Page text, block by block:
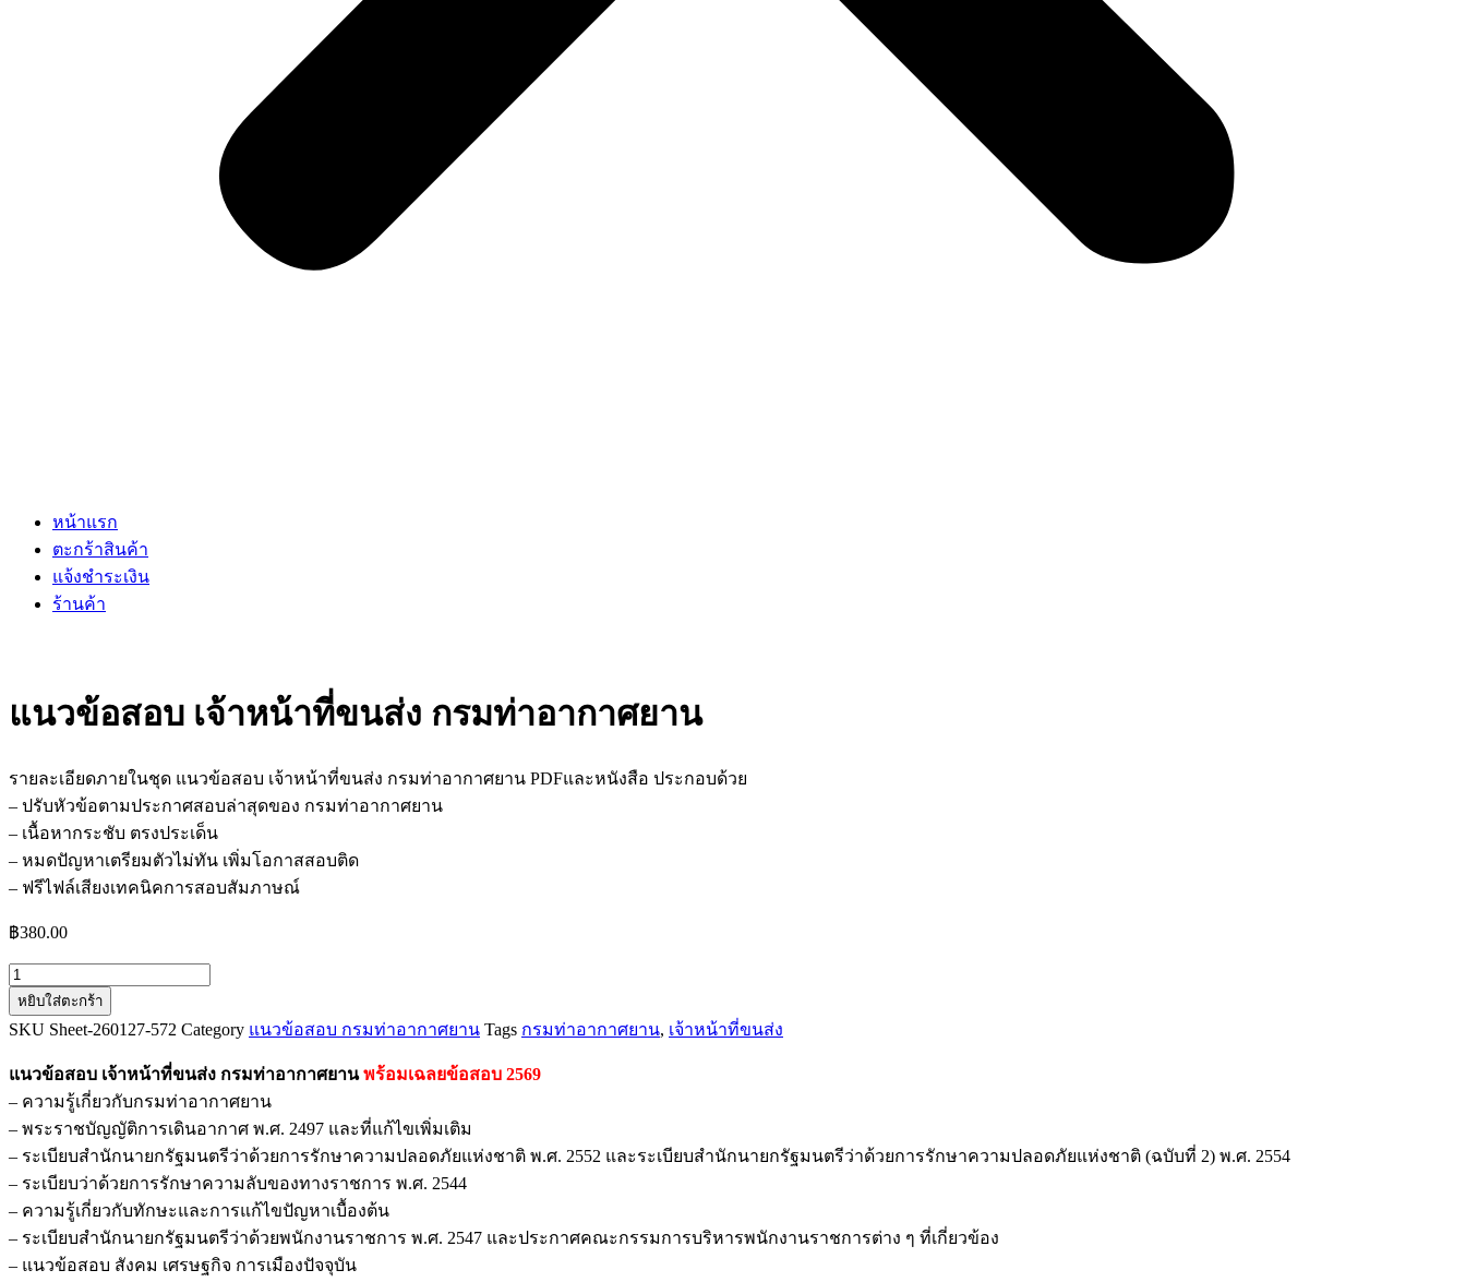
หน้าแรก
ตะกร้าสินค้า
แจ้งชำระเงิน
ร้านค้า
แนวข้อสอบ เจ้าหน้าที่ขนส่ง กรมท่าอากาศยาน
รายละเอียดภายในชุด แนวข้อสอบ เจ้าหน้าที่ขนส่ง กรมท่าอากาศยาน PDFและหนังสือ ประกอบด้วย
– ปรับหัวข้อตามประกาศสอบล่าสุดของ กรมท่าอากาศยาน
– เนื้อหากระชับ ตรงประเด็น
– หมดปัญหาเตรียมตัวไม่ทัน เพิ่มโอกาสสอบติด
– ฟรีไฟล์เสียงเทคนิคการสอบสัมภาษณ์
฿380.00
จำนวน
แนว
ข้อสอบ
หน้าที่
ขนส่ง
กรมท่า
อากาศยาน
ชิ้น
หยิบใส่ตะกร้า
SKU Sheet-260127-572 Category แนวข้อสอบ กรมท่าอากาศยาน Tags กรมท่าอากาศยาน, เจ้าหน้าที่ขนส่ง
แนวข้อสอบ เจ้าหน้าที่ขนส่ง กรมท่าอากาศยานพร้อมเฉลยข้อสอบ 2569
– ความรู้เกี่ยวกับกรมท่าอากาศยาน
– พระราชบัญญัติการเดินอากาศ พ.ศ. 2497 และที่แก้ไขเพิ่มเติม
– ระเบียบสำนักนายกรัฐมนตรีว่าด้วยการรักษาความปลอดภัยแห่งชาติ พ.ศ. 2552 และระเบียบสำนักนายกรัฐมนตรีว่าด้วยการรักษาความปลอดภัยแห่งชาติ (ฉบับที่ 2) พ.ศ. 2554
– ระเบียบว่าด้วยการรักษาความลับของทางราชการ พ.ศ. 2544
– ความรู้เกี่ยวกับทักษะและการแก้ไขปัญหาเบื้องต้น
– ระเบียบสำนักนายกรัฐมนตรีว่าด้วยพนักงานราชการ พ.ศ. 2547 และประกาศคณะกรรมการบริหารพนักงานราชการต่าง ๆ ที่เกี่ยวข้อง
– แนวข้อสอบ สังคม เศรษฐกิจ การเมืองปัจจุบัน